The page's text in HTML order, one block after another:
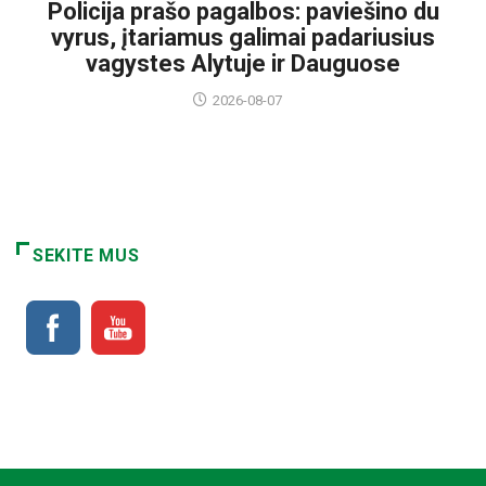
Policija prašo pagalbos: paviešino du
vyrus, įtariamus galimai padariusius
vagystes Alytuje ir Dauguose
2026-08-07
SEKITE MUS